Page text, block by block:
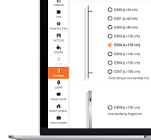
Sicurezza
mm all’esterno e di 2